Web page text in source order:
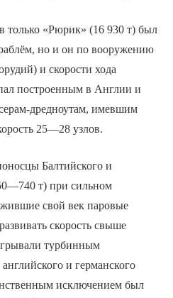
только «Рюрик» (16 930 т) был
но и он по вооружению
и скорости хода
построенным в Англии и
дредноутам, имевшим
25—28 узлов.
Балтийского и
т) при сильном
свой век паровые
скорость свыше
турбинным
и германского
исключением был